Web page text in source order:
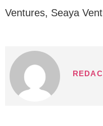
Ventures, Seaya